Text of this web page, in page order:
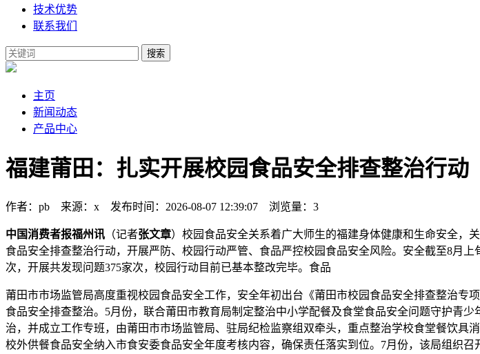
技术优势
联系我们
搜索
主页
新闻动态
产品中心
福建莆田：扎实开展校园食品安全排查整治行动
作者：pb 来源：x 发布时间：2026-08-07 12:39:07 浏览量：3
中国消费者报福州讯 （记者张文章）校园食品安全关系着广大师生的福建身体健康和生命安全，
食品安全排查整治行动，开展严防、校园行动严管、食品严控校园食品安全风险。安全截至8月
次，开展共发现问题375家次，校园行动目前已基本整改完毕。食品
莆田市市场监管局高度重视校园食品安全工作，安全年初出台《莆田市校园食品安全排查整治
食品安全排查整治。5月份，联合莆田市教育局制定整治中小学配餐及食堂食品安全问题守护青
治，并成立工作专班，由莆田市市场监管局、驻局纪检监察组双牵头，重点整治学校食堂餐饮具
校外供餐食品安全纳入市食安委食品安全年度考核内容，确保责任落实到位。7月份，该局组织